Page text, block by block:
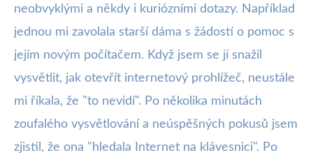
neobvyklými a někdy i kuriózními dotazy. Například
jednou mi zavolala starší dáma s žádostí o pomoc s
jejím novým počítačem. Když jsem se jí snažil
vysvětlit, jak otevřít internetový prohlížeč, neustále
mi říkala, že "to nevidí". Po několika minutách
zoufalého vysvětlování a neúspěšných pokusů jsem
zjistil, že ona "hledala Internet na klávesnici". Po